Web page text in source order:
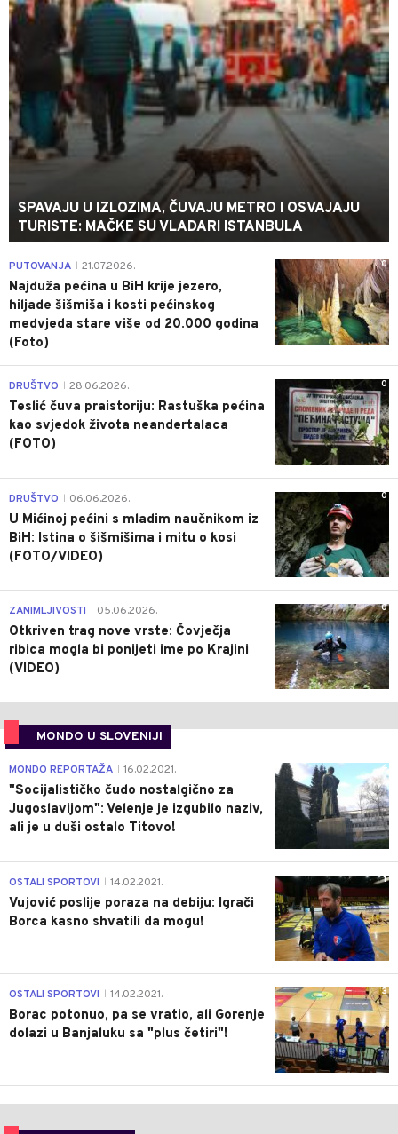
SPAVAJU U IZLOZIMA, ČUVAJU METRO I OSVAJAJU
TURISTE: MAČKE SU VLADARI ISTANBULA
0
PUTOVANJA 21.07.2026.
Najduža pećina u BiH krije jezero,
hiljade šišmiša i kosti pećinskog
medvjeda stare više od 20.000 godina
(Foto)
0
DRUŠTVO 28.06.2026.
Teslić čuva praistoriju: Rastuška pećina
kao svjedok života neandertalaca
(FOTO)
0
DRUŠTVO 06.06.2026.
U Mićinoj pećini s mladim naučnikom iz
BiH: Istina o šišmišima i mitu o kosi
(FOTO/VIDEO)
0
ZANIMLJIVOSTI 05.06.2026.
Otkriven trag nove vrste: Čovječja
ribica mogla bi ponijeti ime po Krajini
(VIDEO)
MONDO U SLOVENIJI
4
MONDO REPORTAŽA 16.02.2021.
"Socijalističko čudo nostalgično za
Jugoslavijom": Velenje je izgubilo naziv,
ali je u duši ostalo Titovo!
1
OSTALI SPORTOVI 14.02.2021.
Vujović poslije poraza na debiju: Igrači
Borca kasno shvatili da mogu!
3
OSTALI SPORTOVI 14.02.2021.
Borac potonuo, pa se vratio, ali Gorenje
dolazi u Banjaluku sa "plus četiri"!